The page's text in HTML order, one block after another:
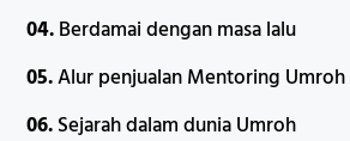
04.Berdamai dengan masa lalu
05.Alur penjualan Mentoring Umroh
06.Sejarah dalam dunia Umroh